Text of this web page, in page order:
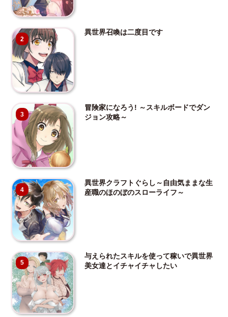
2
異世界召喚は二度目です
3
冒険家になろう! ～スキルボードでダン
ジョン攻略～
4
異世界クラフトぐらし～自由気ままな生
産職のほのぼのスローライフ～
5
与えられたスキルを使って稼いで異世界
美女達とイチャイチャしたい